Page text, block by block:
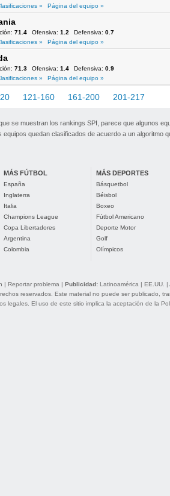
»
Página del equipo »
71.4 Ofensiva: 1.2 Defensiva: 0.7
»
Página del equipo »
71.3 Ofensiva: 1.4 Defensiva: 0.9
»
Página del equipo »
121-160 161-200 201-217
se muestran los rankings SPI, parece que algunos
equipos quedan clasificados de acuerdo a un algoritmo
MÁS FÚTBOL
España
Inglaterra
Italia
Champions League
Copa Libertadores
Argentina
Colombia
MÁS DEPORTES
Básquetbol
Béisbol
Boxeo
Fútbol Americano
Deporte Motor
Golf
Olímpicos
| Reportar problema | Publicidad: Latinoamérica | EE.UU. |
reservados. Este material no puede ser publicado,
legales. El uso de este sitio implica la aceptación de la